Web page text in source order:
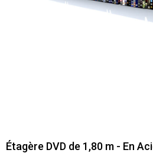
Étagère DVD de 1,80 m - En